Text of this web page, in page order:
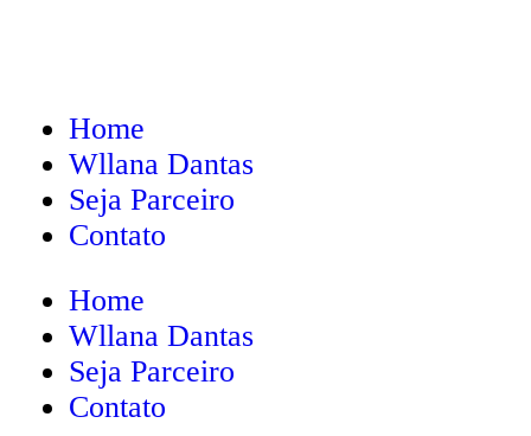
Home
Wllana Dantas
Seja Parceiro
Contato
Home
Wllana Dantas
Seja Parceiro
Contato